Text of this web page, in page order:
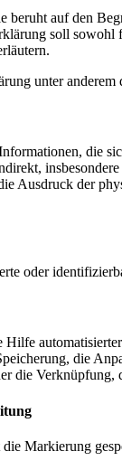
beruht auf den
soll
unter
die
Ausdruck der
oder
die
die
Markierung